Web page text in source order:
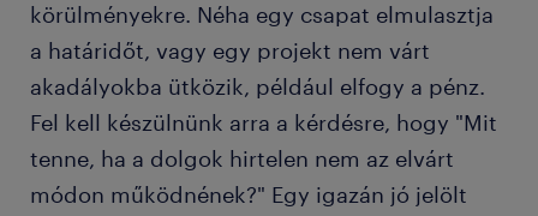
körülményekre. Néha egy csapat elmulasztja
a határidőt, vagy egy projekt nem várt
akadályokba ütközik, például elfogy a pénz.
Fel kell készülnünk arra a kérdésre, hogy "Mit
tenne, ha a dolgok hirtelen nem az elvárt
módon működnének?" Egy igazán jó jelölt